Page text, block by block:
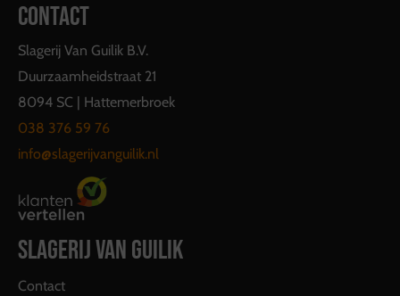
CONTACT
Slagerij Van Guilik B.V.
Duurzaamheidstraat 21
8094 SC | Hattemerbroek
038 376 59 76
info@slagerijvanguilik.nl
SLAGERIJ VAN GUILIK
Contact